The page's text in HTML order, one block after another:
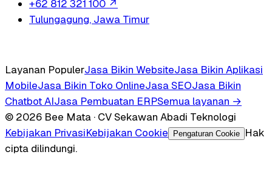
+62 812 321 100 ↗
Tulungagung, Jawa Timur
Layanan PopulerJasa Bikin WebsiteJasa Bikin Aplikasi
MobileJasa Bikin Toko OnlineJasa SEOJasa Bikin
Chatbot AIJasa Pembuatan ERPSemua layanan →
© 2026 Bee Mata · CV Sekawan Abadi Teknologi
Kebijakan PrivasiKebijakan Cookie Pengaturan Cookie
Hak
cipta dilindungi.